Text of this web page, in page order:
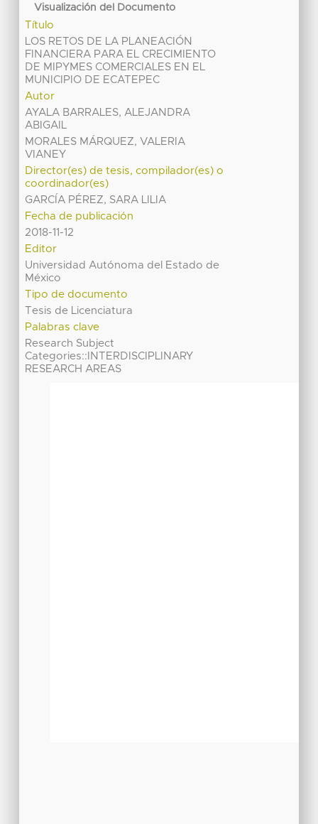
Visualización del Documento
Título
LOS RETOS DE LA PLANEACIÓN
FINANCIERA PARA EL CRECIMIENTO
DE MIPYMES COMERCIALES EN EL
MUNICIPIO DE ECATEPEC
Autor
AYALA BARRALES, ALEJANDRA
ABIGAIL
MORALES MÁRQUEZ, VALERIA
VIANEY
Director(es) de tesis, compilador(es) o
coordinador(es)
GARCÍA PÉREZ, SARA LILIA
Fecha de publicación
2018-11-12
Editor
Universidad Autónoma del Estado de
México
Tipo de documento
Tesis de Licenciatura
Palabras clave
Research Subject
Categories::INTERDISCIPLINARY
RESEARCH AREAS